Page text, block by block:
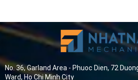
No. 36, Garland Area - Phuoc Dien, 72
Ward, Ho Chi Minh City